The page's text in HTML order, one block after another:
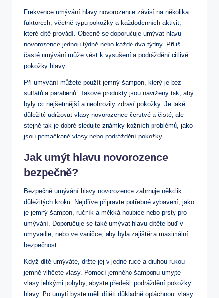
Frekvence umývání hlavy novorozence závisí na několika
faktorech, včetně typu pokožky a každodenních aktivit,
které dítě provádí. Obecně se doporučuje umývat hlavu
novorozence jednou týdně nebo každé dva týdny. Příliš
časté umývání může vést k vysušení a podráždění citlivé
pokožky hlavy.
Při umývání můžete použít jemný šampon, který je bez
sulfátů a parabenů. Takové produkty jsou navrženy tak, aby
byly co nejšetrnější a neohrozily zdraví pokožky. Je také
důležité udržovat vlasy novorozence čerstvé a čisté, ale
stejně tak je dobré sledujte známky kožních problémů, jako
jsou pomačkané vlasy nebo podráždění pokožky.
Jak umýt hlavu novorozence
bezpečně?
Bezpečné umývání hlavy novorozence zahrnuje několik
důležitých kroků. Nejdříve připravte potřebné vybavení, jako
je jemný šampon, ručník a měkká houbice nebo prsty pro
umývání. Doporučuje se také umývat hlavu dítěte buď v
umyvadle, nebo ve vaničce, aby byla zajištěna maximální
bezpečnost.
Když dítě umýváte, držte jej v jedné ruce a druhou rukou
jemně vlhčete vlasy. Pomocí jemného šamponu umyjte
vlasy lehkými pohyby, abyste předešli podráždění pokožky
hlavy. Po umytí byste měli dítěti důkladně opláchnout vlasy